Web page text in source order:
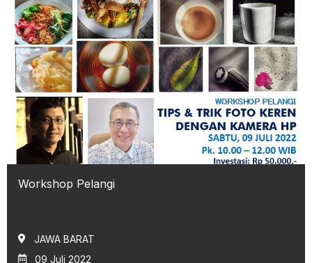
Workshop Pelangi
JAWA BARAT
09 Juli 2022